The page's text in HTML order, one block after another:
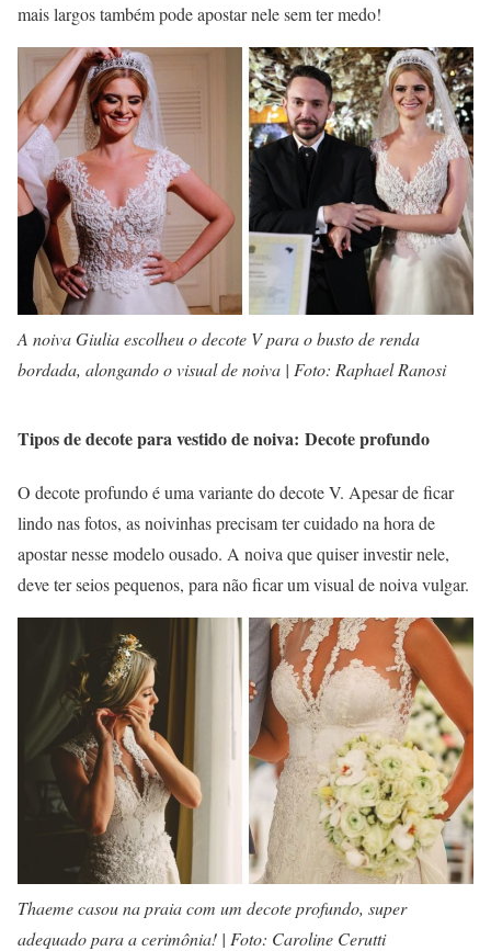
mais largos também pode apostar nele sem ter medo!
A noiva Giulia escolheu o decote V para o busto de renda
bordada, alongando o visual de noiva | Foto: Raphael Ranosi
Tipos de decote para vestido de noiva: Decote profundo
O decote profundo é uma variante do decote V. Apesar de ficar
lindo nas fotos, as noivinhas precisam ter cuidado na hora de
apostar nesse modelo ousado. A noiva que quiser investir nele,
deve ter seios pequenos, para não ficar um visual de noiva vulgar.
Thaeme casou na praia com um decote profundo, super
adequado para a cerimônia! | Foto: Caroline Cerutti